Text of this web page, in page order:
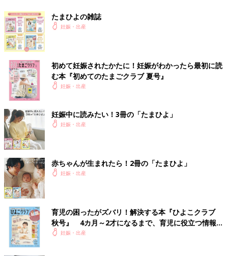
たまひよの雑誌
妊娠・出産
初めて妊娠されたかたに！妊娠がわかったら最初に読
む本『初めてのたまごクラブ 夏号』
妊娠・出産
妊娠中に読みたい！3冊の「たまひよ」
妊娠・出産
赤ちゃんが生まれたら！2冊の「たまひよ」
妊娠・出産
育児の困ったがズバリ！解決する本『ひよこクラブ
秋号』 4カ月～2才になるまで、育児に役立つ情報が
いっぱい！
妊娠・出産